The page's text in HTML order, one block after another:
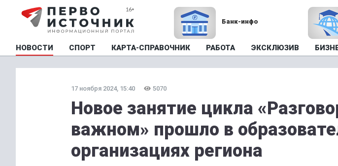
Банк-инфо
НОВОСТИ СПОРТ КАРТА-СПРАВОЧНИК РАБОТА ЭКСКЛЮЗИВ
17 ноября 2024, 15:40 5070
Новое занятие цикла
важном» прошло в
организациях региона